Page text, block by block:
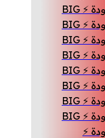
SALE – خصم 25% لفترة محدودة ⚡ BIG
SALE – خصم 25% لفترة محدودة ⚡ BIG
SALE – خصم 25% لفترة محدودة ⚡ BIG
SALE – خصم 25% لفترة محدودة ⚡ BIG
SALE – خصم 25% لفترة محدودة ⚡ BIG
SALE – خصم 25% لفترة محدودة ⚡ BIG
SALE – خصم 25% لفترة محدودة ⚡ BIG
SALE – خصم 25% لفترة محدودة ⚡ BIG